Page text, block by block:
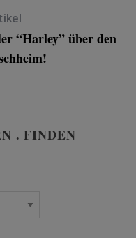
“Harley” über den
. FINDEN